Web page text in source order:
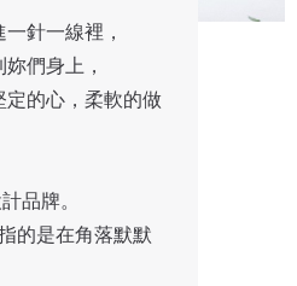
針一線裡，
們身上，
的心，柔軟的做
品牌。
的是在角落默默